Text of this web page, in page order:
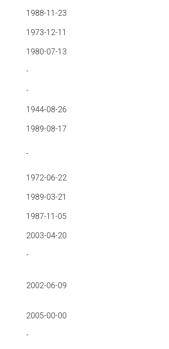
1988-11-23
1973-12-11
1980-07-13
-
-
1944-08-26
1989-08-17
-
1972-06-22
1989-03-21
1987-11-05
2003-04-20
-
2002-06-09
2005-00-00
-